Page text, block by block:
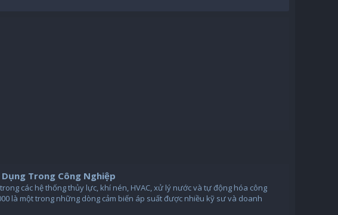
Trong Công Nghiệp
các hệ thống thủy lực, khí nén, HVAC, xử lý nước và tự động hóa công
là một trong những dòng cảm biến áp suất được nhiều kỹ sư và doanh